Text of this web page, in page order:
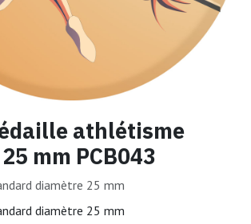
athlétisme
mm PCB043
diamètre 25 mm
diamètre 25 mm